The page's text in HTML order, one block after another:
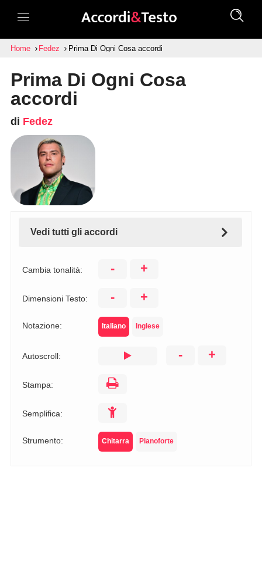
Home Fedez Prima Di Ogni Cosa accordi
Prima Di Ogni Cosa
accordi
di Fedez
Vedi tutti gli accordi
Cambia tonalità: - +
Dimensioni Testo: - +
Notazione: Italiano Inglese
Autoscroll: - +
Stampa:
Semplifica:
Strumento: Chitarra Pianoforte